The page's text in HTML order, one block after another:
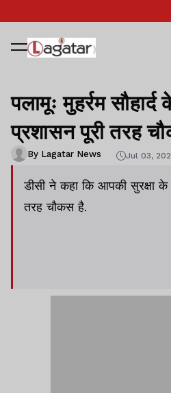
पलामूः मुहर्रम
प्रशासन पूरी तरह
By Lagatar News Jul 03,
डीसी ने कहा कि आपकी सुरक्षा
तरह चौकस है.